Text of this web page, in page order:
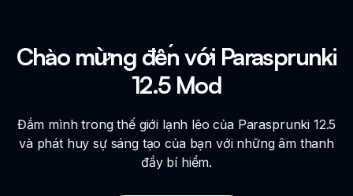
Chào mừng đến với Parasprunki
12.5 Mod
Đắm mình trong thế giới lạnh lẽo của Parasprunki 12.5
và phát huy sự sáng tạo của bạn với những âm thanh
đầy bí hiểm.